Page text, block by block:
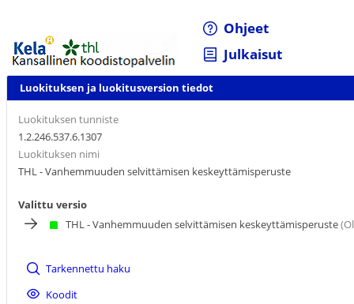
Ohjeet
Julkaisut
Luokituksen ja luokitusversion tiedot
Luokituksen tunniste
1.2.246.537.6.1307
Luokituksen nimi
THL - Vanhemmuuden selvittämisen keskeyttämisperuste
Valittu versio
THL - Vanhemmuuden selvittämisen keskeyttämisperuste
Tarkennettu haku
Koodit